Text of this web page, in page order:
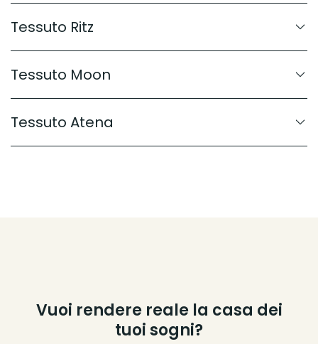
Tessuto Ritz
Tessuto Moon
Tessuto Atena
Vuoi rendere reale la casa dei
tuoi sogni?